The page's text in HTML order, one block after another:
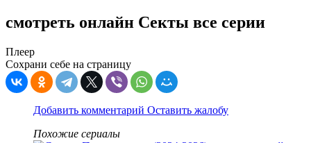
смотреть онлайн Секты все серии
Плеер
Сохрани себе на страницу
Добавить комментарий Оставить жалобу
Похожие сериалы